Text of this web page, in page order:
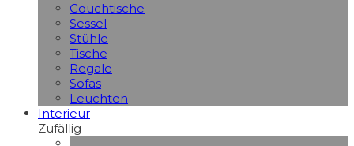
Couchtische
Sessel
Stühle
Tische
Regale
Sofas
Leuchten
Interieur
Zufällig